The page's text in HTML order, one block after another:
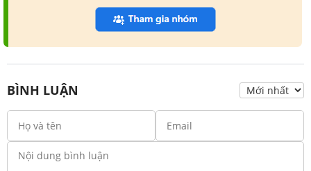
BÌNH LUẬN